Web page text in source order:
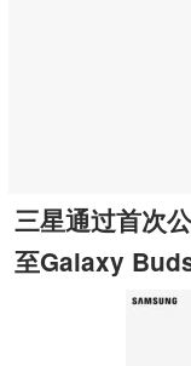
三星通过首次
至Galaxy